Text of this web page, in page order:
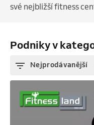
své nejbližší fitness
Podniky v
Nejprodávanější